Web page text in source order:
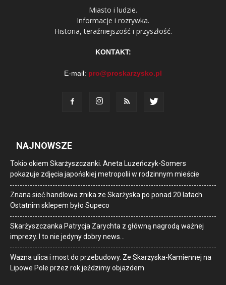
Miasto i ludzie.
Informacje i rozrywka.
Historia, teraźniejszość i przyszłość.
KONTAKT:
E-mail: pro@proskarzysko.pl
NAJNOWSZE
Tokio okiem Skarżyszczanki. Aneta Luzeńczyk-Somers
pokazuje zdjęcia japońskiej metropolii w rodzinnym mieście
Znana sieć handlowa znika ze Skarżyska po ponad 20 latach.
Ostatnim sklepem było Supeco
Skarżyszczanka Patrycja Zarychta z główną nagrodą ważnej
imprezy. I to nie jedyny dobry news…
Ważna ulica i most do przebudowy. Ze Skarżyska-Kamiennej na
Lipowe Pole przez rok jeździmy objazdem